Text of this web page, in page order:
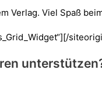
Verlag. Viel Spaß
[/